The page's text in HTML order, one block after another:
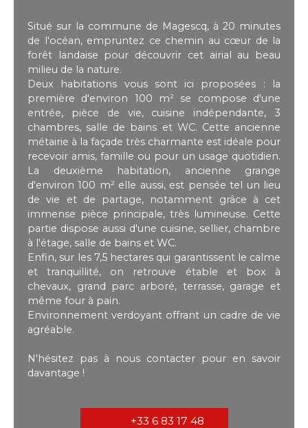
Situé sur la commune de Magescq, à 20 minutes
de l'océan, empruntez ce chemin au cœur de la
forêt landaise pour découvrir cet airial au beau
milieu de la nature.
Deux habitations vous sont ici proposées : la
première d'environ 100 m² se compose d'une
entrée, pièce de vie, cuisine indépendante, 3
chambres, salle de bains et WC. Cette ancienne
métairie à la façade très charmante est idéale pour
recevoir amis, famille ou pour un usage quotidien.
La deuxième habitation, ancienne grange
d'environ 100 m² elle aussi, est pensée tel un lieu
de vie et de partage, notamment grâce à cet
immense pièce principale, très lumineuse. Cette
partie dispose aussi d'une cuisine, sellier, chambre
à l'étage, salle de bains et WC.
Enfin, sur les 7,5 hectares qui garantissent le calme
et tranquillité, on retrouve étable et box à
chevaux, grand parc arboré, terrasse, garage et
même four à pain.
Environnement verdoyant offrant un cadre de vie
agréable.
N'hésitez pas à nous contacter pour en savoir
davantage !
+33 6 83 17 48